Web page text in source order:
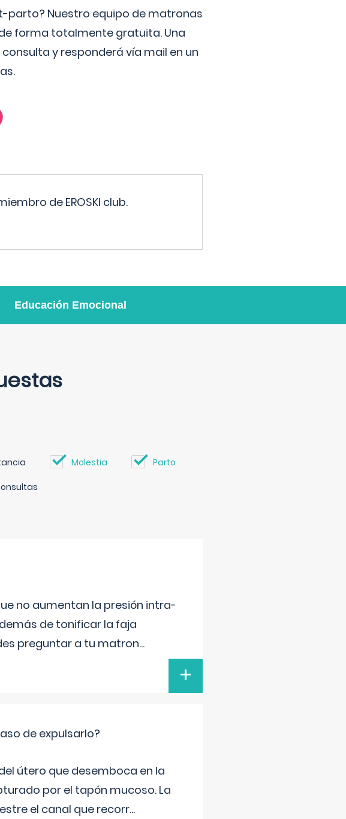
parto? Nuestro equipo de matronas
forma totalmente gratuita. Una
y responderá vía mail en un
de EROSKI club.
Educación Emocional
Molestia Parto
no aumentan la presión intra-
de tonificar la faja
preguntar a tu matron...
+
de expulsarlo?
útero que desemboca en la
por el tapón mucoso. La
el canal que recorr...